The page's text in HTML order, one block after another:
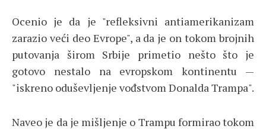
Ocenio je da je "refleksivni antiamerikanizam
zarazio veći deo Evrope", a da je on tokom brojnih
putovanja širom Srbije primetio nešto što je
gotovo nestalo na evropskom kontinentu —
"iskreno oduševljenje vođstvom Donalda Trampa".
Naveo je da je mišljenje o Trampu formirao tokom